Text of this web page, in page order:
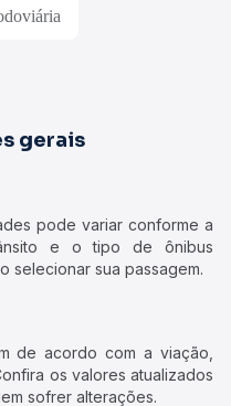
gerais
pode variar conforme a
e o tipo de ônibus
selecionar sua passagem.
de acordo com a viação,
os valores atualizados
sofrer alterações.